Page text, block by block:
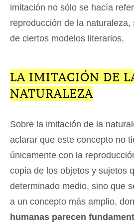
imitación no sólo se hacía
reproducción de la naturaleza,
de ciertos modelos literarios.
LA IMITACIÓN DE
NATURALEZA
Sobre la imitación de la
aclarar que este concepto no
únicamente con la
copia de los objetos y sujetos
determinado medio, sino que
a un concepto más amplio,
humanas parecen